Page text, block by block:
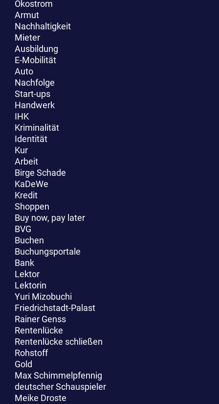
Ökostrom
Armut
Nachhaltigkeit
Mieter
Ausbildung
E-Mobilität
Auto
Nachfolge
Start-ups
Handwerk
IHK
Kriminalität
Identität
Kur
Arbeit
Birge Schade
KaDeWe
Kredit
Shoppen
Buy now, pay later
BVG
Buchen
Buchungsportale
Bank
Lektor
Lektorin
Yuri Mizobuchi
Friedrichstadt-Palast
Rainer Genss
Rentenlücke
Rentenlücke schließen
Rohstoff
Gold
Max Schimmelpfennig
deutscher Schauspieler
Meike Droste